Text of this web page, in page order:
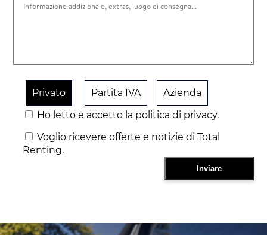
Privato Partita IVA
Azienda
Ho letto e accetto la politica di privacy.
Voglio ricevere offerte e notizie di Total
Renting.